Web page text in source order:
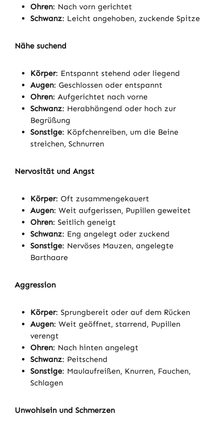
Ohren: Nach vorn gerichtet
Schwanz: Leicht angehoben, zuckende Spitze
Nähe suchend
Körper: Entspannt stehend oder liegend
Augen: Geschlossen oder entspannt
Ohren: Aufgerichtet nach vorne
Schwanz: Herabhängend oder hoch zur
Begrüßung
Sonstige: Köpfchenreiben, um die Beine
streichen, Schnurren
Nervosität und Angst
Körper: Oft zusammengekauert
Augen: Weit aufgerissen, Pupillen geweitet
Ohren: Seitlich geneigt
Schwanz: Eng angelegt oder zuckend
Sonstige: Nervöses Mauzen, angelegte
Barthaare
Aggression
Körper: Sprungbereit oder auf dem Rücken
Augen: Weit geöffnet, starrend, Pupillen
verengt
Ohren: Nach hinten angelegt
Schwanz: Peitschend
Sonstige: Maulaufreißen, Knurren, Fauchen,
Schlagen
Unwohlsein und Schmerzen